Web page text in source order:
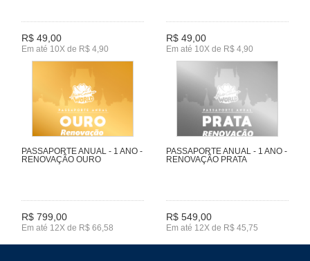
R$ 49,00
Em até 10X de R$ 4,90
R$ 49,00
Em até 10X de R$ 4,90
PASSAPORTE ANUAL - 1 ANO -
RENOVAÇÃO OURO
R$ 799,00
Em até 12X de R$ 66,58
PASSAPORTE ANUAL - 1 ANO -
RENOVAÇÃO PRATA
R$ 549,00
Em até 12X de R$ 45,75